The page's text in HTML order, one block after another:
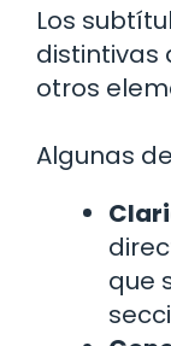
Los
distintivas
otros
Algunas
que